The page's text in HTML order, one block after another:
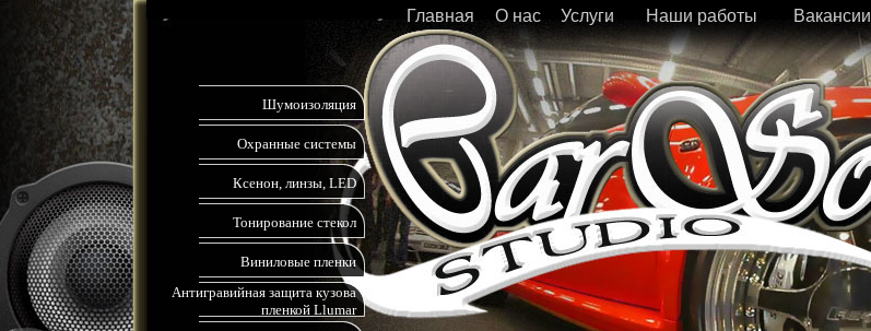
Шумоизоляция
Охранные системы
Ксенон, линзы, LED
Тонирование стекол
Виниловые пленки
Антигравийная защита кузова
пленкой Llumar
Главная О нас Услуги Наши работы Вакансии